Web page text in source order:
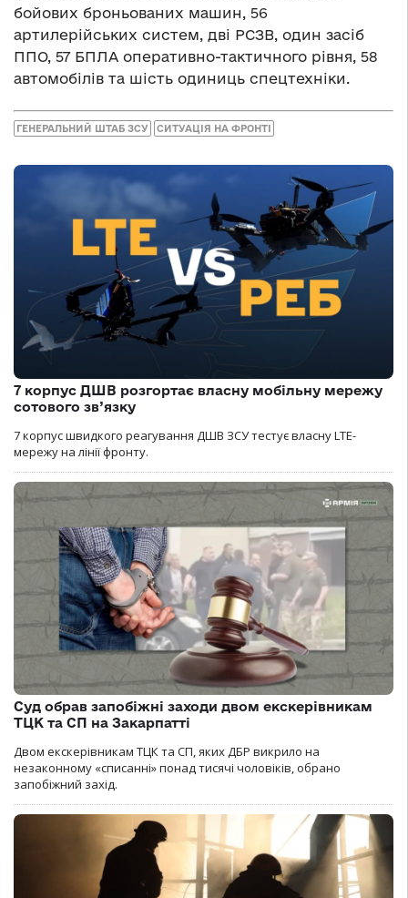
бойових броньованих машин, 56
артилерійських систем, дві РСЗВ, один засіб
ППО, 57 БПЛА оперативно-тактичного рівня, 58
автомобілів та шість одиниць спецтехніки.
ГЕНЕРАЛЬНИЙ ШТАБ ЗСУ СИТУАЦІЯ НА ФРОНТІ
7 корпус ДШВ розгортає власну мобільну мережу
сотового зв’язку
7 корпус швидкого реагування ДШВ ЗСУ тестує власну LTE-
мережу на лінії фронту.
Суд обрав запобіжні заходи двом екскерівникам
ТЦК та СП на Закарпатті
Двом екскерівникам ТЦК та СП, яких ДБР викрило на
незаконному «списанні» понад тисячі чоловіків, обрано
запобіжний захід.